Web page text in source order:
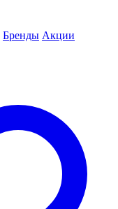
Бренды Акции